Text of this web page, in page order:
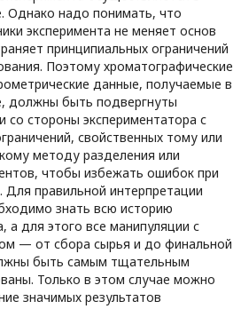
Однако надо понимать, что
эксперимента не меняет основ
принципиальных ограничений
Поэтому хроматографические
данные, получаемые в
должны быть подвергнуты
со стороны экспериментатора с
свойственных тому или
методу разделения или
чтобы избежать ошибок при
Для правильной интерпретации
знать всю историю
а для этого все манипуляции с
— от сбора сырья и до финальной
быть самым тщательным
Только в этом случае можно
значимых результатов